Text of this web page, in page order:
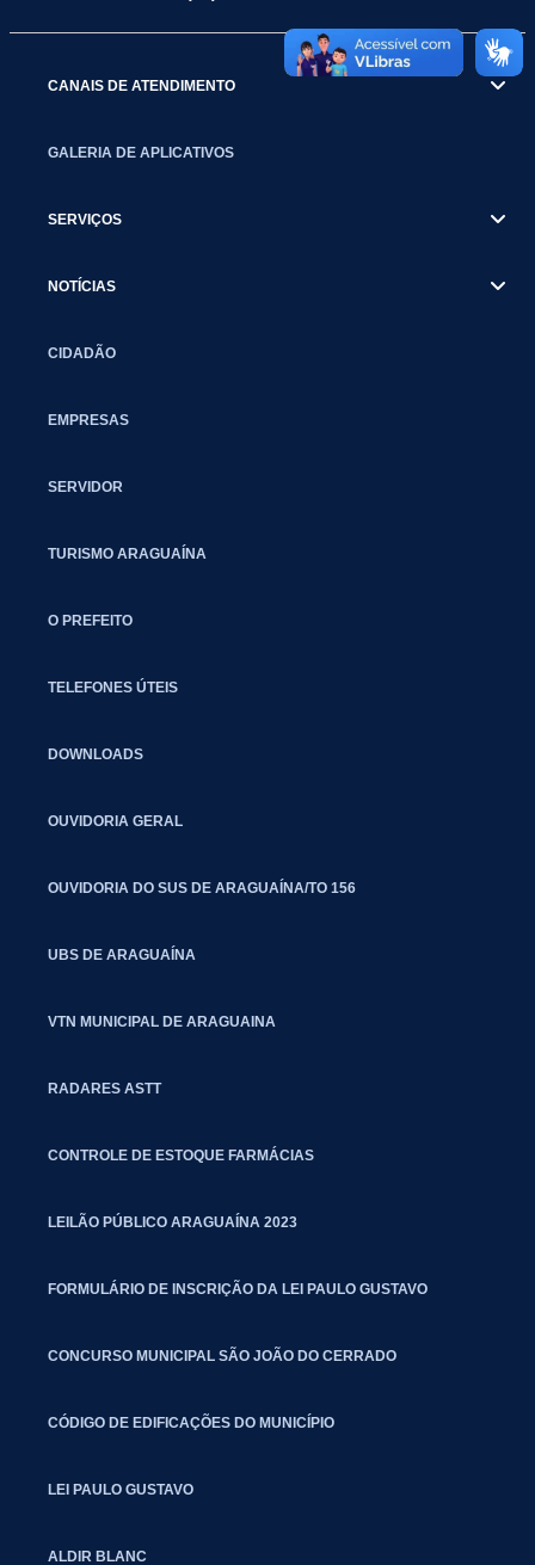
CANAIS DE ATENDIMENTO
GALERIA DE APLICATIVOS
SERVIÇOS
NOTÍCIAS
CIDADÃO
EMPRESAS
SERVIDOR
TURISMO ARAGUAÍNA
O PREFEITO
TELEFONES ÚTEIS
DOWNLOADS
OUVIDORIA GERAL
OUVIDORIA DO SUS DE ARAGUAÍNA/TO 156
UBS DE ARAGUAÍNA
VTN MUNICIPAL DE ARAGUAINA
RADARES ASTT
CONTROLE DE ESTOQUE FARMÁCIAS
LEILÃO PÚBLICO ARAGUAÍNA 2023
FORMULÁRIO DE INSCRIÇÃO DA LEI PAULO GUSTAVO
CONCURSO MUNICIPAL SÃO JOÃO DO CERRADO
CÓDIGO DE EDIFICAÇÕES DO MUNICÍPIO
LEI PAULO GUSTAVO
ALDIR BLANC